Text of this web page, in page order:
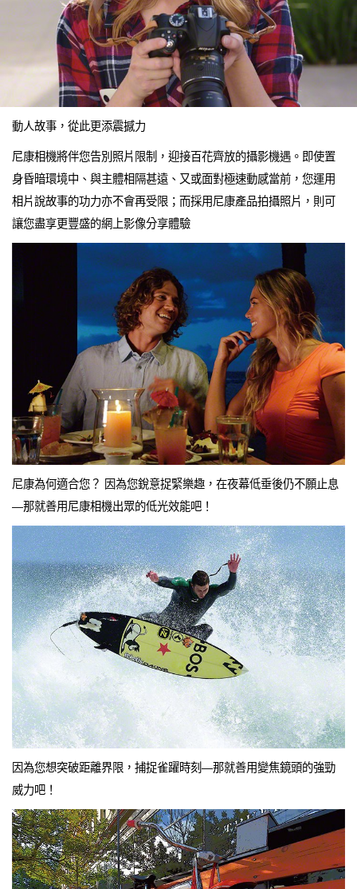
動人故事，從此更添震撼力
尼康相機將伴您告別照片限制，迎接百花齊放的攝影機遇。即使置
身昏暗環境中、與主體相隔甚遠、又或面對極速動感當前，您運用
相片說故事的功力亦不會再受限；而採用尼康產品拍攝照片，則可
讓您盡享更豐盛的網上影像分享體驗
尼康為何適合您？ 因為您銳意捉緊樂趣，在夜幕低垂後仍不願止息
—那就善用尼康相機出眾的低光效能吧！
因為您想突破距離界限，捕捉雀躍時刻—那就善用變焦鏡頭的強勁
威力吧！